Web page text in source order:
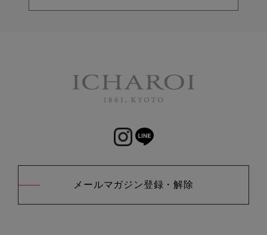
メールマガジン登録・解除